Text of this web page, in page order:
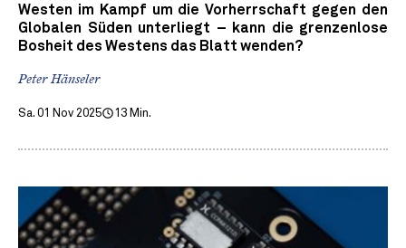
Westen im Kampf um die Vorherrschaft gegen den
Globalen Süden unterliegt – kann die grenzenlose
Bosheit des Westens das Blatt wenden?
Peter Hänseler
Sa. 01 Nov 2025 13 Min.